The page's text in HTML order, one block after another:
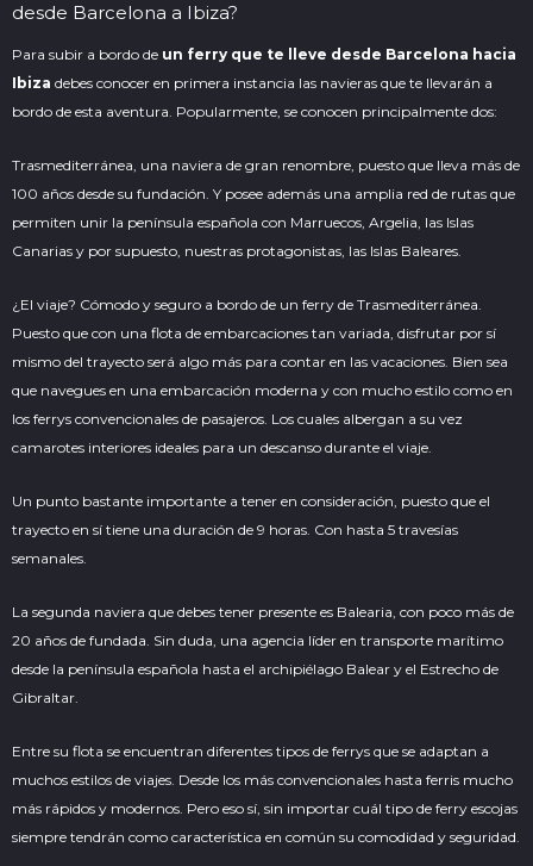
desde Barcelona a Ibiza?
Para subir a bordo de un ferry que te lleve desde Barcelona hacia
Ibiza debes conocer en primera instancia las navieras que te llevarán a
bordo de esta aventura. Popularmente, se conocen principalmente dos:
Trasmediterránea, una naviera de gran renombre, puesto que lleva más de
100 años desde su fundación. Y posee además una amplia red de rutas que
permiten unir la península española con Marruecos, Argelia, las Islas
Canarias y por supuesto, nuestras protagonistas, las Islas Baleares.
¿El viaje? Cómodo y seguro a bordo de un ferry de Trasmediterránea.
Puesto que con una flota de embarcaciones tan variada, disfrutar por sí
mismo del trayecto será algo más para contar en las vacaciones. Bien sea
que navegues en una embarcación moderna y con mucho estilo como en
los ferrys convencionales de pasajeros. Los cuales albergan a su vez
camarotes interiores ideales para un descanso durante el viaje.
Un punto bastante importante a tener en consideración, puesto que el
trayecto en sí tiene una duración de 9 horas. Con hasta 5 travesías
semanales.
La segunda naviera que debes tener presente es Balearia, con poco más de
20 años de fundada. Sin duda, una agencia líder en transporte marítimo
desde la península española hasta el archipiélago Balear y el Estrecho de
Gibraltar.
Entre su flota se encuentran diferentes tipos de ferrys que se adaptan a
muchos estilos de viajes. Desde los más convencionales hasta ferris mucho
más rápidos y modernos . Pero eso sí, sin importar cuál tipo de ferry escojas
siempre tendrán como característica en común su comodidad y seguridad.